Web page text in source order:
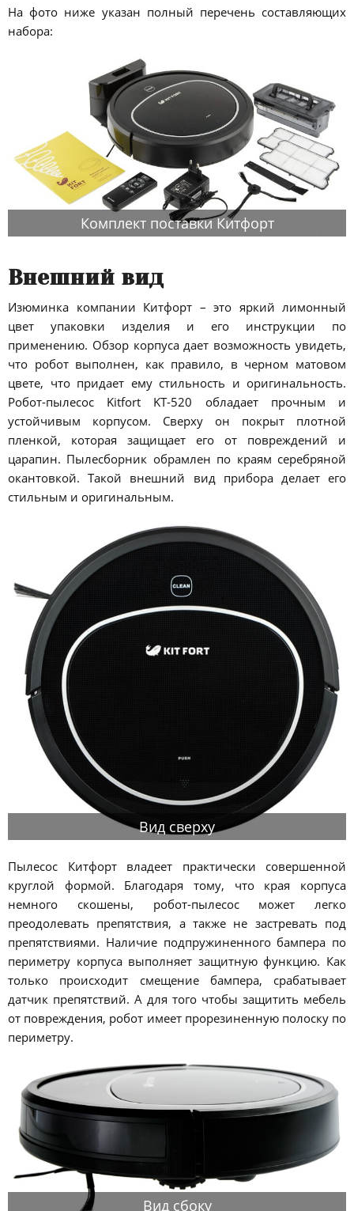
На фото ниже указан полный перечень составляющих
набора:
Комплект поставки Китфорт
Внешний вид
Изюминка компании Китфорт – это яркий лимонный
цвет упаковки изделия и его инструкции по
применению. Обзор корпуса дает возможность увидеть,
что робот выполнен, как правило, в черном матовом
цвете, что придает ему стильность и оригинальность.
Робот-пылесос Kitfort KT-520 обладает прочным и
устойчивым корпусом. Сверху он покрыт плотной
пленкой, которая защищает его от повреждений и
царапин. Пылесборник обрамлен по краям серебряной
окантовкой. Такой внешний вид прибора делает его
стильным и оригинальным.
Вид сверху
Пылесос Китфорт владеет практически совершенной
круглой формой. Благодаря тому, что края корпуса
немного скошены, робот-пылесос может легко
преодолевать препятствия, а также не застревать под
препятствиями. Наличие подпружиненного бампера по
периметру корпуса выполняет защитную функцию. Как
только происходит смещение бампера, срабатывает
датчик препятствий. А для того чтобы защитить мебель
от повреждения, робот имеет прорезиненную полоску по
периметру.
Вид сбоку